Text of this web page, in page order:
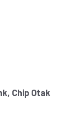
Chip Otak